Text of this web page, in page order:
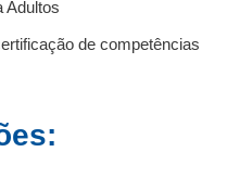
Adultos
de competências